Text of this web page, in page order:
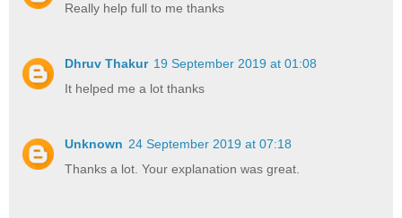
Really help full to me thanks
Dhruv Thakur 19 September 2019 at 01:08
It helped me a lot thanks
Unknown 24 September 2019 at 07:18
Thanks a lot. Your explanation was great.